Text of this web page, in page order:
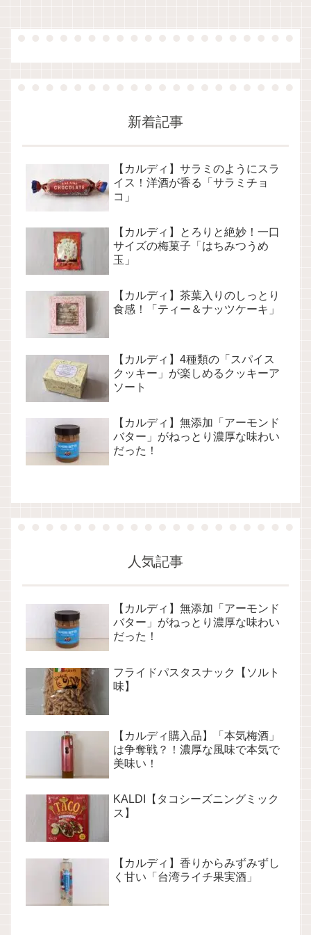
新着記事
【カルディ】サラミのようにスラ
イス！洋酒が香る「サラミチョ
コ」
【カルディ】とろりと絶妙！一口
サイズの梅菓子「はちみつうめ
玉」
【カルディ】茶葉入りのしっとり
食感！「ティー＆ナッツケーキ」
【カルディ】4種類の「スパイス
クッキー」が楽しめるクッキーア
ソート
【カルディ】無添加「アーモンド
バター」がねっとり濃厚な味わい
だった！
人気記事
【カルディ】無添加「アーモンド
バター」がねっとり濃厚な味わい
だった！
フライドパスタスナック【ソルト
味】
【カルディ購入品】「本気梅酒」
は争奪戦？！濃厚な風味で本気で
美味い！
KALDI【タコシーズニングミック
ス】
【カルディ】香りからみずみずし
く甘い「台湾ライチ果実酒」